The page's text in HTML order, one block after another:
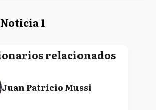
1
relacionados
Juan Patricio Mussi